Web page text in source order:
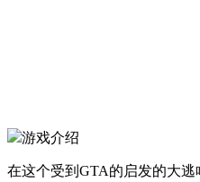
游戏介绍
在这个受到GTA的启发的大